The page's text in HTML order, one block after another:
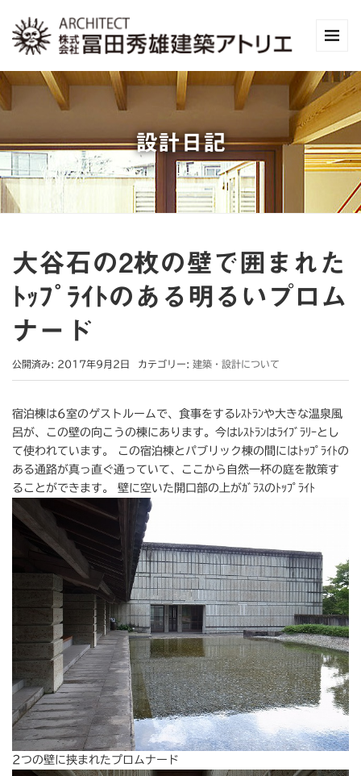
設計日記
大谷石の2枚の壁で囲まれた
ﾄｯﾌﾟﾗｲﾄのある明るいプロム
ナード
公開済み: 2017年9月2日 カテゴリー: 建築・設計について
宿泊棟は6室のゲストルームで、食事をするﾚｽﾄﾗﾝや大きな温泉風
呂が、この壁の向こうの棟にあります。今はﾚｽﾄﾗﾝはﾗｲﾌﾞﾗﾘｰとし
て使われています。 この宿泊棟とパブリック棟の間にはﾄｯﾌﾟﾗｲﾄの
ある通路が真っ直ぐ通っていて、ここから自然一杯の庭を散策す
ることができます。 壁に空いた開口部の上がｶﾞﾗｽのﾄｯﾌﾟﾗｲﾄ
2つの壁に挟まれたプロムナード